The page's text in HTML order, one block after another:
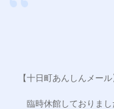
【十日町あんしんメール
臨時休館しておりまし